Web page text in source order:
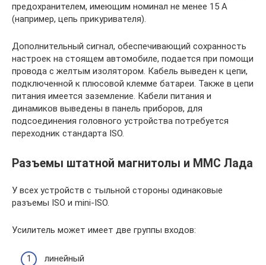
предохранителем, имеющим номинал не менее 15 А
(например, цепь прикуривателя).
Дополнительный сигнал, обеспечивающий сохранность
настроек на стоящем автомобиле, подается при помощи
провода с желтым изолятором. Кабель выведен к цепи,
подключенной к плюсовой клемме батареи. Также в цепи
питания имеется заземление. Кабели питания и
динамиков выведены в панель приборов, для
подсоединения головного устройства потребуется
переходник стандарта ISO.
Разъемы штатной магнитолы и ММС Лада
У всех устройств с тыльной стороны одинаковые
разъемы ISO и mini-ISO.
Усилитель может имеет две группы входов:
линейный